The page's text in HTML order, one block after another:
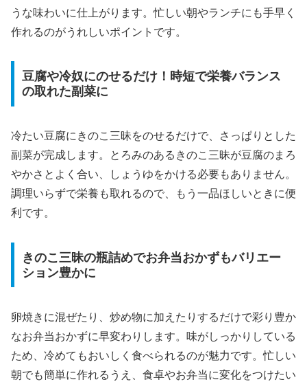
うな味わいに仕上がります。忙しい朝やランチにも手早く
作れるのがうれしいポイントです。
豆腐や冷奴にのせるだけ！時短で栄養バランス
の取れた副菜に
冷たい豆腐にきのこ三昧をのせるだけで、さっぱりとした
副菜が完成します。とろみのあるきのこ三昧が豆腐のまろ
やかさとよく合い、しょうゆをかける必要もありません。
調理いらずで栄養も取れるので、もう一品ほしいときに便
利です。
きのこ三昧の瓶詰めでお弁当おかずもバリエー
ション豊かに
卵焼きに混ぜたり、炒め物に加えたりするだけで彩り豊か
なお弁当おかずに早変わりします。味がしっかりしている
ため、冷めてもおいしく食べられるのが魅力です。忙しい
朝でも簡単に作れるうえ、食卓やお弁当に変化をつけたい